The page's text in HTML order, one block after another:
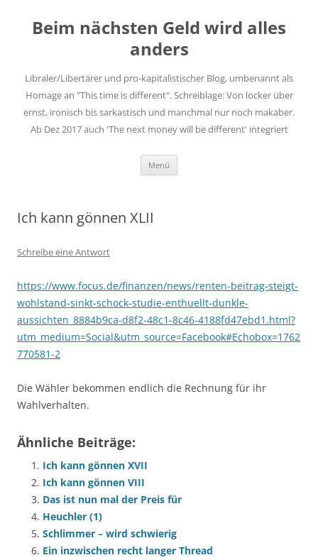
springen
Beim nächsten Geld wird alles
anders
Libraler/Libertärer und pro-kapitalistischer Blog, umbenannt als
Homage an "This time is different". Schreiblage: Von locker über
ernst, ironisch bis sarkastisch und manchmal nur noch makaber.
Ab Dez 2017 auch 'The next money will be different' integriert
Menü
Ich kann gönnen XLII
Schreibe eine Antwort
https://www.focus.de/finanzen/news/renten-beitrag-steigt-
wohlstand-sinkt-schock-studie-enthuellt-dunkle-
aussichten_8884b9ca-d8f2-48c1-8c46-4188fd47ebd1.html?
utm_medium=Social&utm_source=Facebook#Echobox=1762
770581-2
Die Wähler bekommen endlich die Rechnung für ihr
Wahlverhalten.
Ähnliche Beiträge:
Ich kann gönnen XVII
Ich kann gönnen VIII
Das ist nun mal der Preis für
Heuchler (1)
Schlimmer – wird schwierig
Ein inzwischen recht langer Thread